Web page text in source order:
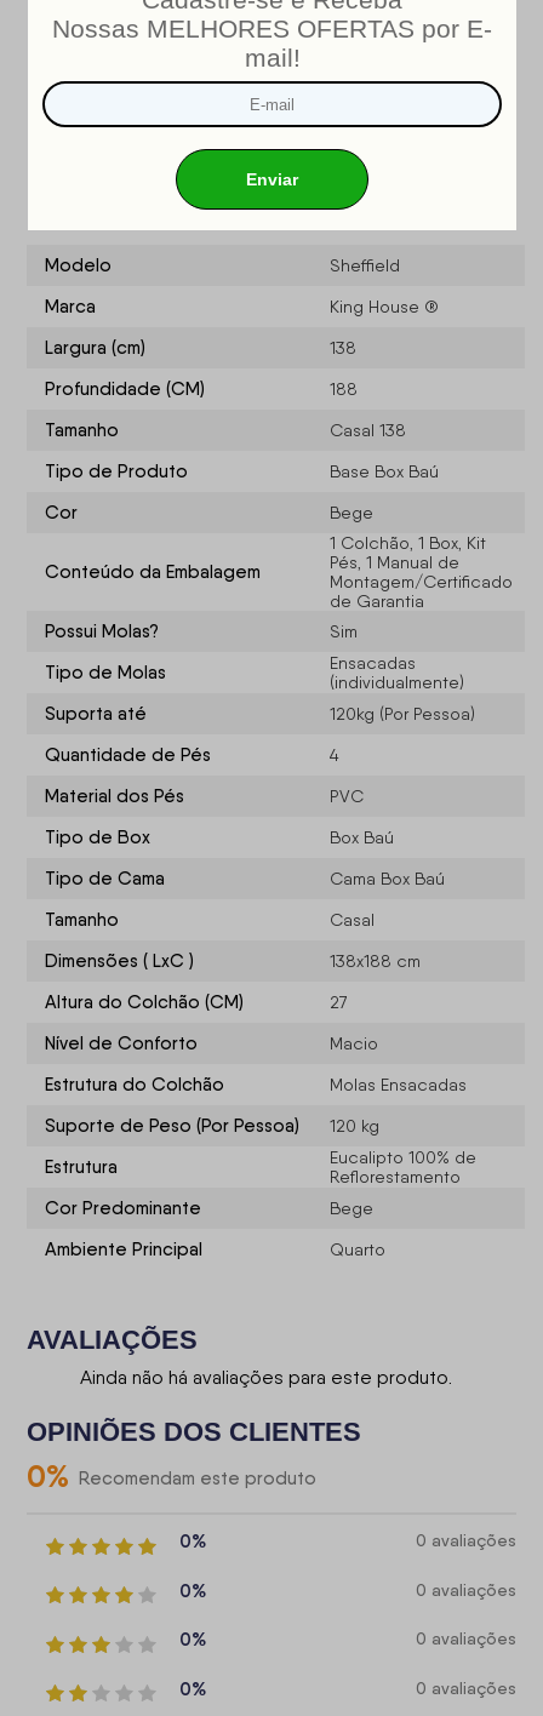
Nosso produto é certificado peloINMETRO!
CERTIFICADO DE CONFORMIDADE NÚMERO: 07424-001-
02/2019
OCP: 003
Especificações do produto
Modelo Sheffield
Marca King House ®
Largura (cm) 138
Profundidade (CM) 188
Tamanho Casal 138
Tipo de Produto Base Box Baú
Cor Bege
Conteúdo da Embalagem
1 Colchão, 1 Box, Kit
Pés, 1 Manual de
Montagem/Certificado
de Garantia
Possui Molas? Sim
Tipo de Molas
Ensacadas
(individualmente)
Suporta até 120kg (Por Pessoa)
Quantidade de Pés 4
Material dos Pés PVC
Tipo de Box Box Baú
Tipo de Cama Cama Box Baú
Tamanho Casal
Dimensões ( LxC ) 138x188 cm
Altura do Colchão (CM) 27
Nível de Conforto Macio
Estrutura do Colchão Molas Ensacadas
Suporte de Peso (Por Pessoa) 120 kg
Estrutura
Eucalipto 100% de
Reflorestamento
Cor Predominante Bege
Ambiente Principal Quarto
AVALIAÇÕES
Ainda não há avaliações para este produto.
OPINIÕES DOS CLIENTES
0% Recomendam este produto
0% 0 avaliações
0% 0 avaliações
0% 0 avaliações
0% 0 avaliações